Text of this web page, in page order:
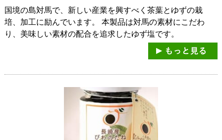
国境の島対馬で、新しい産業を興すべく茶葉とゆずの栽
培、加工に励んでいます。 本製品は対馬の素材にこだわ
り、美味しい素材の配合を追求したゆず塩です。